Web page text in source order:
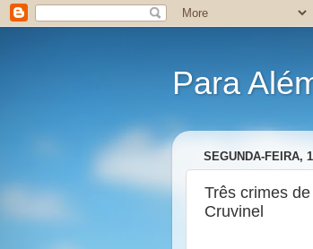
Para
SEGUNDA-FEIRA,
Três crimes
Cruvinel